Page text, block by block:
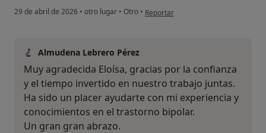
29 de abril de 2026 • otro lugar • Otro • en opinión del usuario Eloísa
Reportar
Almudena Lebrero Pérez
Muy agradecida Eloísa, gracias por la confianza
y el tiempo invertido en nuestro trabajo juntas.
Ha sido un placer ayudarte con mi experiencia y
conocimientos en el trastorno bipolar.
Un gran gran abrazo.